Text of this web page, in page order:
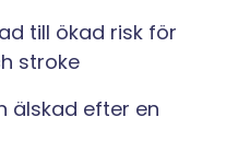
till ökad risk för
stroke
älskad efter en